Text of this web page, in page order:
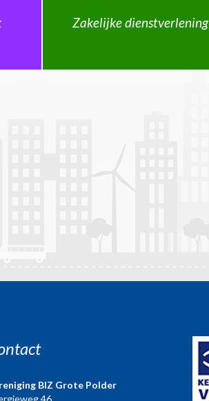
Zakelijke dienstverlening
BIZ Grote Polder
46